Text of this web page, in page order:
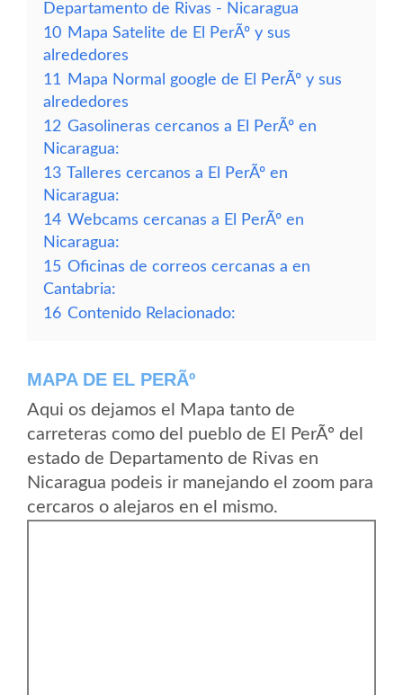
Departamento de Rivas - Nicaragua
10 Mapa Satelite de El PerÃº y sus
alrededores
11
Mapa Normal google de El PerÃº y sus
alrededores
12 Gasolineras cercanos a El PerÃº en
Nicaragua:
13 Talleres cercanos a El PerÃº en
Nicaragua:
14 Webcams cercanas a El PerÃº en
Nicaragua:
15 Oficinas de correos cercanas a en
Cantabria:
16 Contenido Relacionado:
MAPA DE EL PERÃº
Aqui os dejamos el Mapa tanto de
carreteras como del pueblo de El PerÃº del
estado de Departamento de Rivas en
Nicaragua podeis ir manejando el zoom para
cercaros o alejaros en el mismo.